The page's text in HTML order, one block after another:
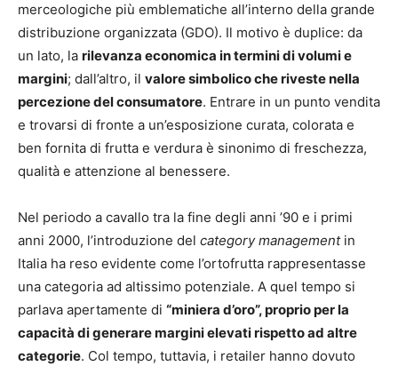
merceologiche più emblematiche all’interno della grande
distribuzione organizzata (GDO). Il motivo è duplice: da
un lato, la rilevanza economica in termini di volumi e
margini; dall’altro, il valore simbolico che riveste nella
percezione del consumatore. Entrare in un punto vendita
e trovarsi di fronte a un’esposizione curata, colorata e
ben fornita di frutta e verdura è sinonimo di freschezza,
qualità e attenzione al benessere.
Nel periodo a cavallo tra la fine degli anni ’90 e i primi
anni 2000, l’introduzione del category managementin
Italia ha reso evidente come l’ortofrutta rappresentasse
una categoria ad altissimo potenziale. A quel tempo si
parlava apertamente di “miniera d’oro”, proprio per la
capacità di generare margini elevati rispetto ad altre
categorie. Col tempo, tuttavia, i retailer hanno dovuto